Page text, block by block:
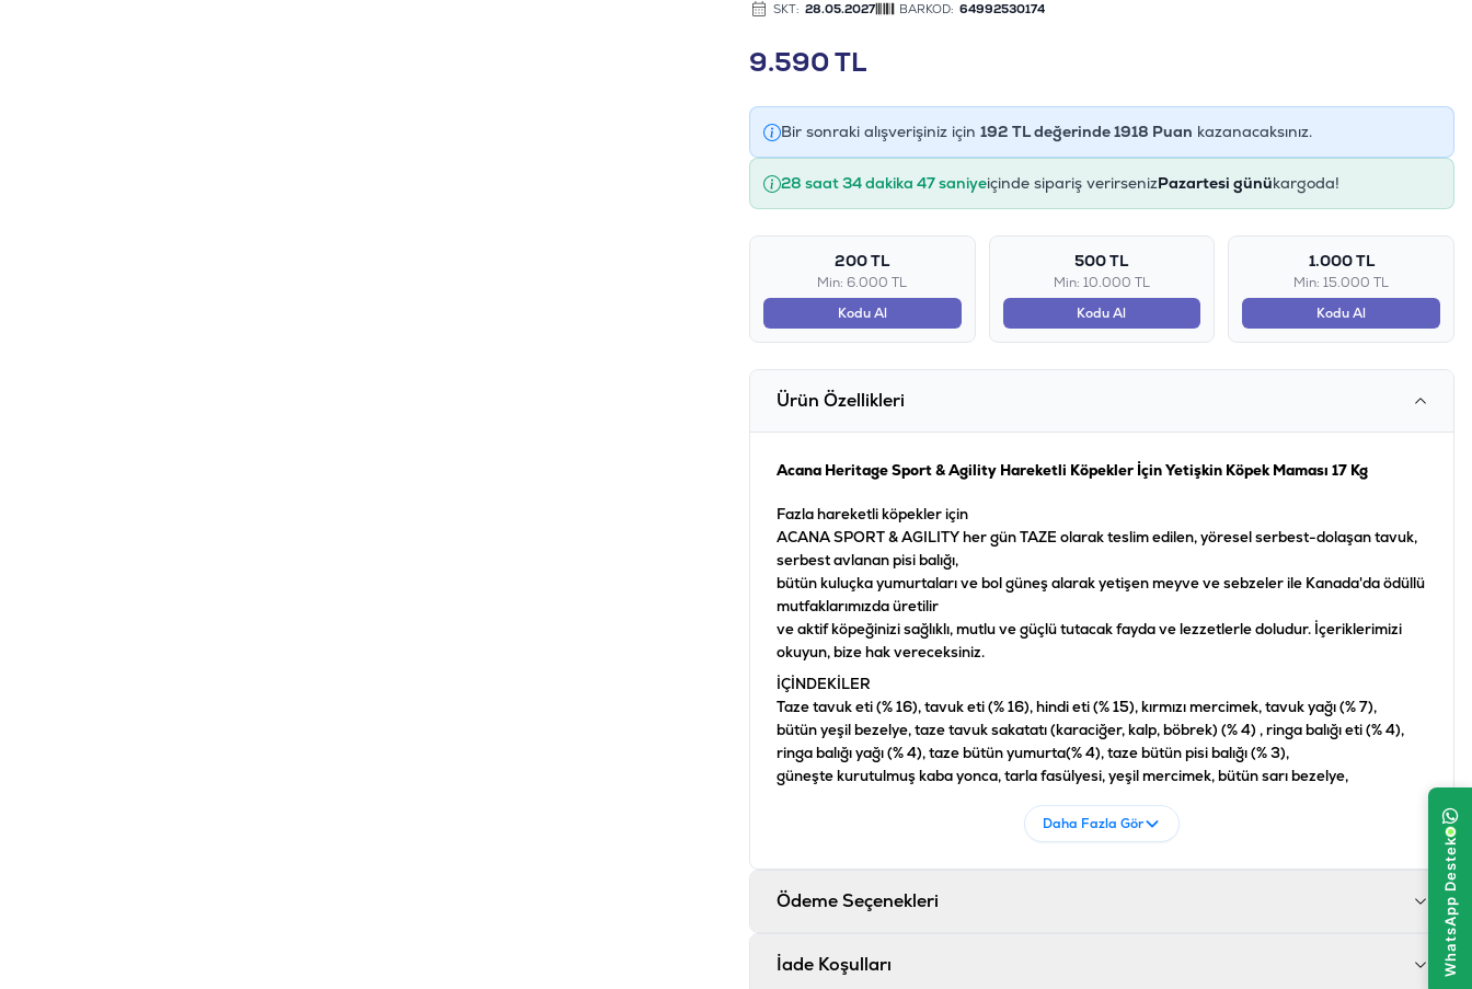
SKT: 28.05.2027 BARKOD: 64992530174
9.590TL
Bir sonraki alışverişiniz için 192 TL değerinde1918 Puan kazanacaksınız.
28 saat 34 dakika 46 saniyeiçinde sipariş verirsenizPazartesi günükargoda!
200 TL
Min: 6.000 TL
Kodu Al
500 TL
Min: 10.000 TL
Kodu Al
1.000 TL
Min: 15.000 TL
Kodu Al
Ürün Özellikleri
Acana Heritage Sport & Agility Hareketli Köpekler İçin Yetişkin Köpek Maması 17 Kg
Fazla hareketli köpekler için
ACANA SPORT & AGILITY her gün TAZE olarak teslim edilen, yöresel serbest-dolaşan tavuk,
serbest avlanan pisi balığı,
bütün kuluçka yumurtaları ve bol güneş alarak yetişen meyve ve sebzeler ile Kanada'da ödüllü
mutfaklarımızda üretilir
ve aktif köpeğinizi sağlıklı, mutlu ve güçlü tutacak fayda ve lezzetlerle doludur. İçeriklerimizi
okuyun, bize hak vereceksiniz.
İÇİNDEKİLER
Taze tavuk eti (% 16), tavuk eti (% 16), hindi eti (% 15), kırmızı mercimek, tavuk yağı (% 7),
bütün yeşil bezelye, taze tavuk sakatatı (karaciğer, kalp, böbrek) (% 4) , ringa balığı eti (% 4),
ringa balığı yağı (% 4), taze bütün yumurta(% 4), taze bütün pisi balığı (% 3),
güneşte kurutulmuş kaba yonca, tarla fasülyesi, yeşil mercimek, bütün sarı bezelye,
bütün yabani havuç, taze lahana, taze ıspanak, taze hardal yeşilliği, taze şalgam,
taze bütün havuç, taze kırmızı lezzetli elma, taze bartlett armutu,
dondurularak kurutulmuş tavuk karaciğeri, dondurularak kurutulmuş hindi karaciğeri,
taze bütün kızılcık, taze bütün yaban mersini, hindiba kökü, zerdeçal, taze süt devedikeni,
KATKI MADDELERİ
Daha Fazla Gör
Ödeme Seçenekleri
İade Koşulları